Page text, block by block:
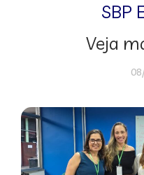
SBP
Veja